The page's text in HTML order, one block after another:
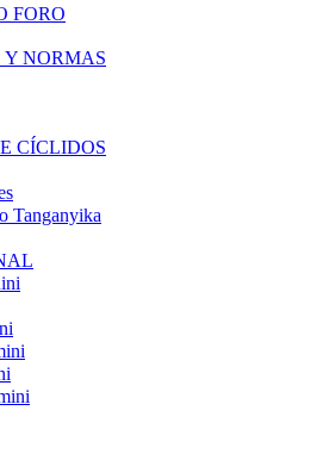
FORO
Y NORMAS
CÍCLIDOS
Tanganyika